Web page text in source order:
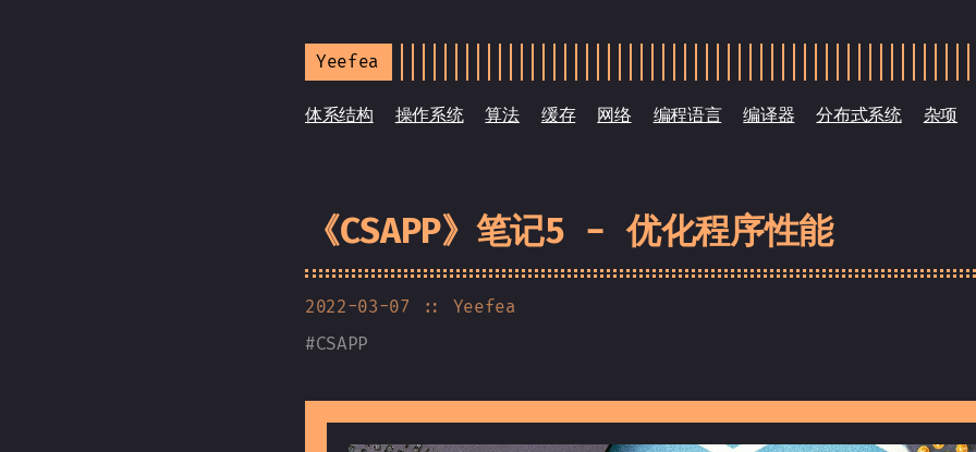
Yeefea
体系结构 操作系统 算法 缓存 网络 编程语言 编译器 分布式系统 杂项
《CSAPP》笔记5 - 优化程序性能
2022-03-07
:: Yeefea
#CSAPP